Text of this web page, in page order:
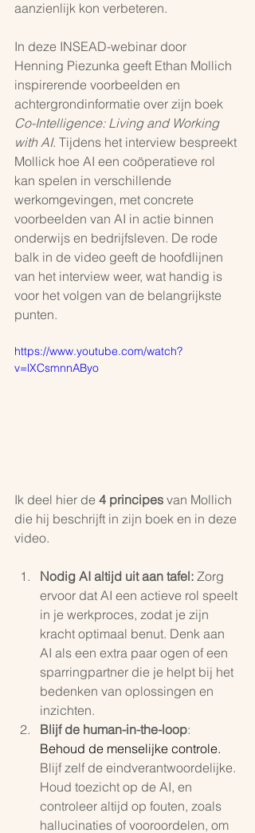
aanzienlijk kon verbeteren.
In deze INSEAD-webinar door
Henning Piezunka geeft Ethan Mollich
inspirerende voorbeelden en
achtergrondinformatie over zijn boek
Co-Intelligence: Living and Working
with AI. Tijdens het interview bespreekt
Mollick hoe AI een coöperatieve rol
kan spelen in verschillende
werkomgevingen, met concrete
voorbeelden van AI in actie binnen
onderwijs en bedrijfsleven. De rode
balk in de video geeft de hoofdlijnen
van het interview weer, wat handig is
voor het volgen van de belangrijkste
punten.
https://www.youtube.com/watch?
v=lXCsmnnAByo
Ik deel hier de 4 principes van Mollich
die hij beschrijft in zijn boek en in deze
video.
Nodig AI altijd uit aan tafel: Zorg
ervoor dat AI een actieve rol speelt
in je werkproces, zodat je zijn
kracht optimaal benut. Denk aan
AI als een extra paar ogen of een
sparringpartner die je helpt bij het
bedenken van oplossingen en
inzichten.
Blijf de human-in-the-loop:
Behoud de menselijke controle.
Blijf zelf de eindverantwoordelijke.
Houd toezicht op de AI, en
controleer altijd op fouten, zoals
hallucinaties of vooroordelen, om